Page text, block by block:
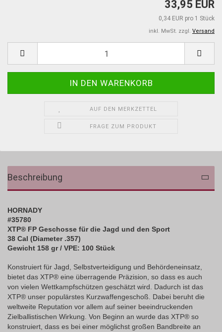
33,95 EUR
0,34 EUR pro 1 Stück
inkl. MwSt. zzgl. Versand
AUF DEN MERKZETTEL
FRAGE ZUM PRODUKT
Beschreibung
HORNADY
#35780
XTP® FP Geschosse für die Jagd und den Sport
38 Cal (Diameter .357)
Gewicht 158 gr / VPE: 100 Stück
Konstruiert für Jagd, Selbstverteidigung und Behördeneinsatz,
bietet das XTP® eine überragende Präzision, so dass es auch
von vielen Wettkampfschützen geschätzt wird. Dadurch ist das
XTP® unser populärstes Kurzwaffengeschoß. Dabei beruht die
weltweite Reputation vor allem auf seiner beeindruckenden
Zielballistischen Wirkung. Von Beginn an wurde das XTP® so
konstruiert, dass es bei einer möglichst großen Bandbreite an